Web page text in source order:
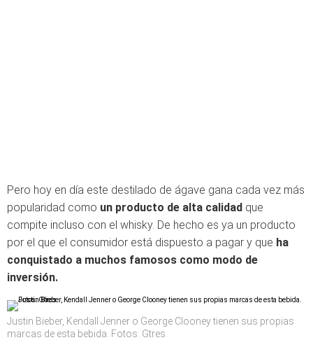
Pero hoy en día este destilado de ágave gana cada vez más
popularidad como un producto de alta calidad que
compite incluso con el whisky. De hecho es ya un producto
por el que el consumidor está dispuesto a pagar y que ha
conquistado a muchos famosos como modo de
inversión.
Justin Bieber, Kendall Jenner o George Clooney tienen sus propias
marcas de esta bebida. Fotos: Gtres.